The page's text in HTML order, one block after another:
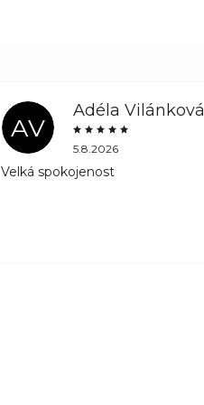
AV
Adéla Vilánková
5.8.2026
Velká spokojenost